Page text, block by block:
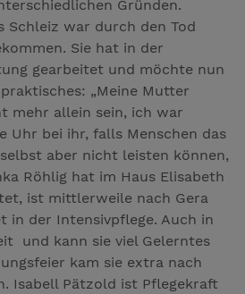
Gründen.
Schleiz war durch den Tod
Sie hat in der
gearbeitet und möchte nun
„Meine Mutter
mehr allein sein, ich war
Uhr bei ihr, falls Menschen das
aber nicht leisten können,
Röhlig hat im Haus Elisabeth
ist mittlerweile nach Gera
in der Intensivpflege. Auch in
und kann sie viel Gelerntes
kam sie extra nach
Isabell Pätzold ist Pflegekraft